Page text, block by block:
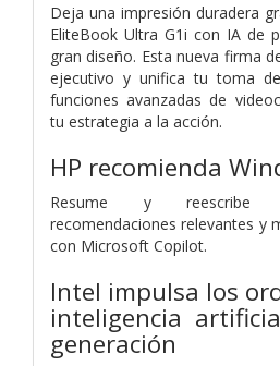
Deja una impresión duradera
EliteBook Ultra G1i con IA de
gran diseño. Esta nueva firma
ejecutivo y unifica tu toma
funciones avanzadas de
tu estrategia a la acción.
HP recomienda
Resume y reescribe
recomendaciones relevantes y
con Microsoft Copilot.
Intel impulsa los
inteligencia
generación